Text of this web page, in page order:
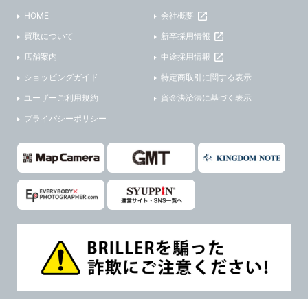
HOME
買取について
店舗案内
ショッピングガイド
ユーザーご利用規約
プライバシーポリシー
会社概要
新卒採用情報
中途採用情報
特定商取引に関する表示
資金決済法に基づく表示